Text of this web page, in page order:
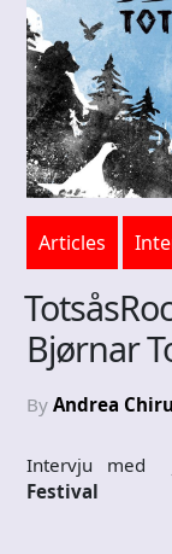
Articles
Bjørnar
By Andrea
Intervju med
Festival